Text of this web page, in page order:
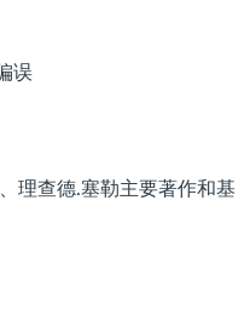
误
理查德.塞勒主要著作和基